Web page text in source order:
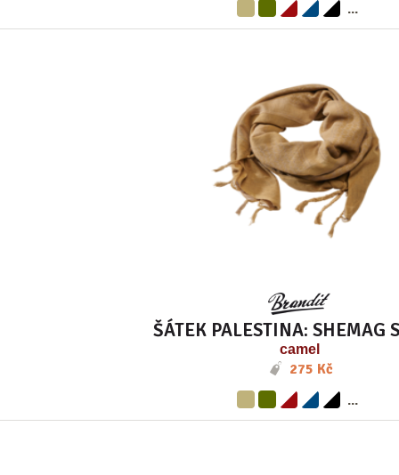
...
ŠÁTEK PALESTINA: SHEMAG
camel
275 Kč
...